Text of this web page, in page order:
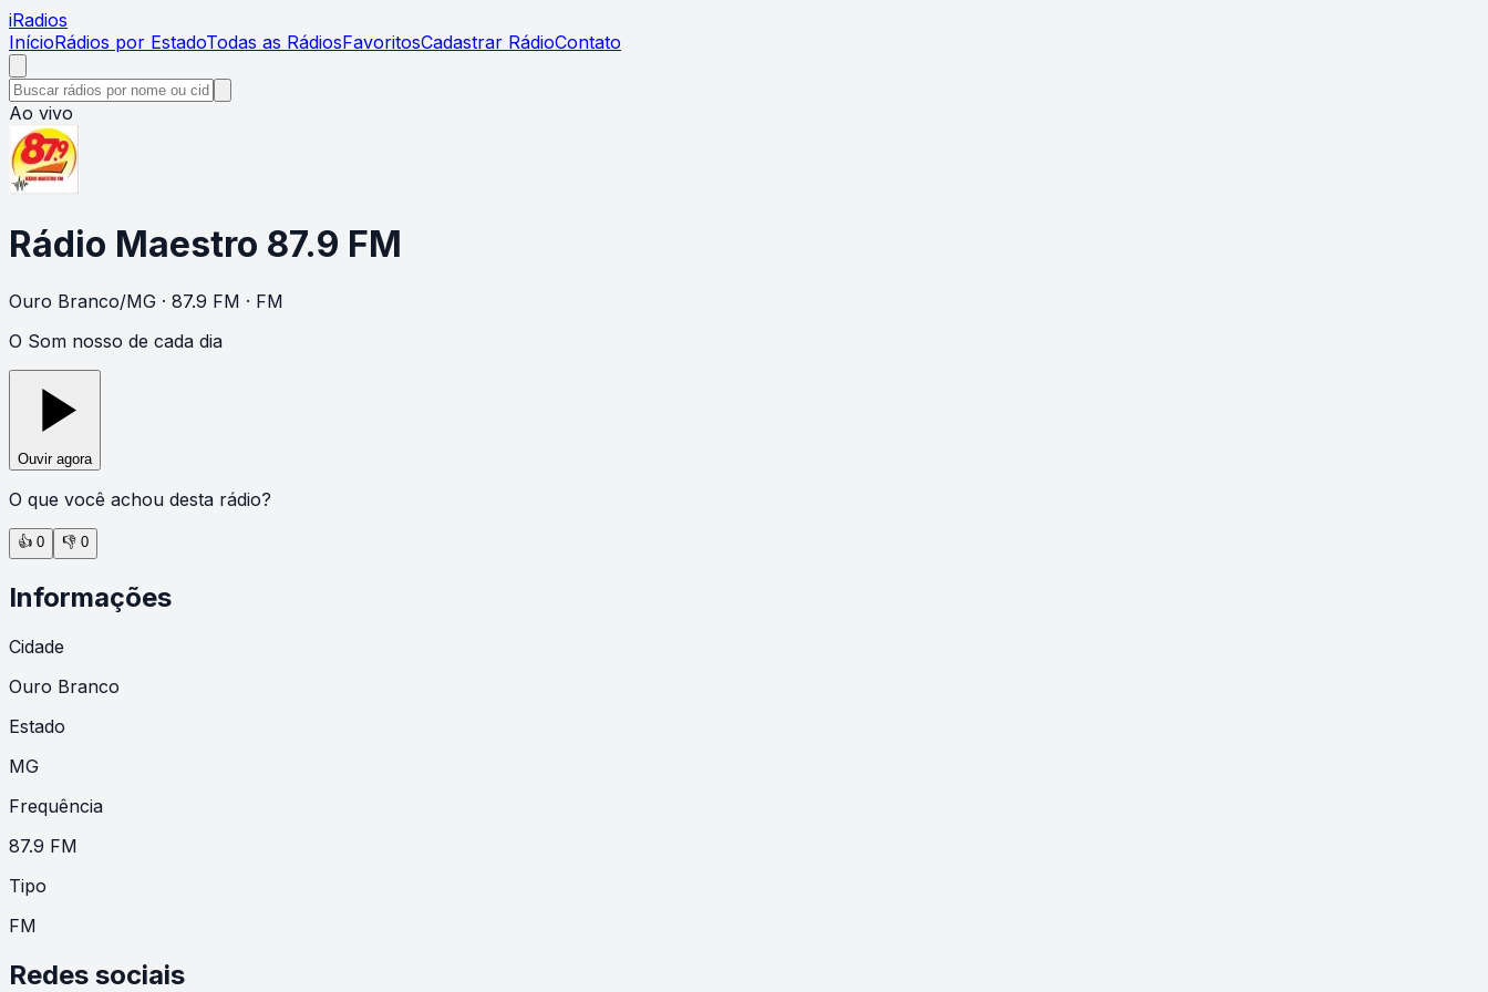
iRadios
InícioRádios por EstadoTodas as RádiosFavoritosCadastrar RádioContato
Ao vivo
Rádio Maestro 87.9 FM
Ouro Branco/MG · 87.9 FM · FM
O Som nosso de cada dia
Ouvir agora
O que você achou desta rádio?
👍 0 👎 0
Informações
Cidade
Ouro Branco
Estado
MG
Frequência
87.9 FM
Tipo
FM
Redes sociais